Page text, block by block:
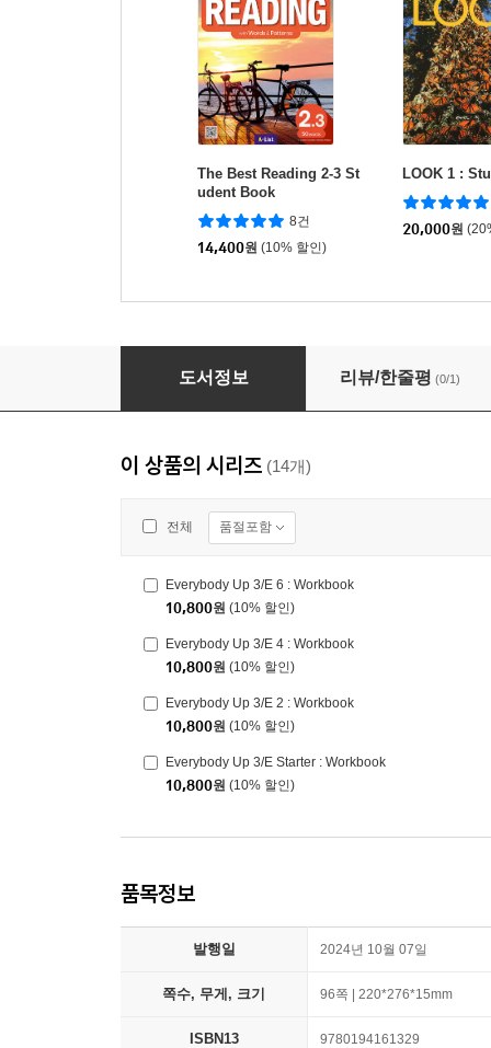
The Best Reading 2-3 St
udent Book
8건
14,400원 (10% 할인)
LOOK 1 :
20,000원
Everybody Up 3/E 2 : Student Book with
도서정보 리뷰/한줄평 (0/1)
이 상품의 시리즈 (14개)
전체 품절포함
Everybody Up 3/E 6 : Workbook
10,800원 (10% 할인)
Everybody Up 3/E 4 : Workbook
10,800원 (10% 할인)
Everybody Up 3/E 2 : Workbook
10,800원 (10% 할인)
Everybody Up 3/E Starter : Workbook
10,800원 (10% 할인)
품목정보
발행일 2024년 10월 07일
쪽수, 무게, 크기 96쪽 | 220*276*15mm
ISBN13 9780194161329